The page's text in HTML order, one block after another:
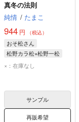
真冬の法則
純情 / たまこ
944 円 （税込）
おそ松さん
松野カラ松×松野一松
松野カラ松
×：在庫なし
サンプル
再販希望